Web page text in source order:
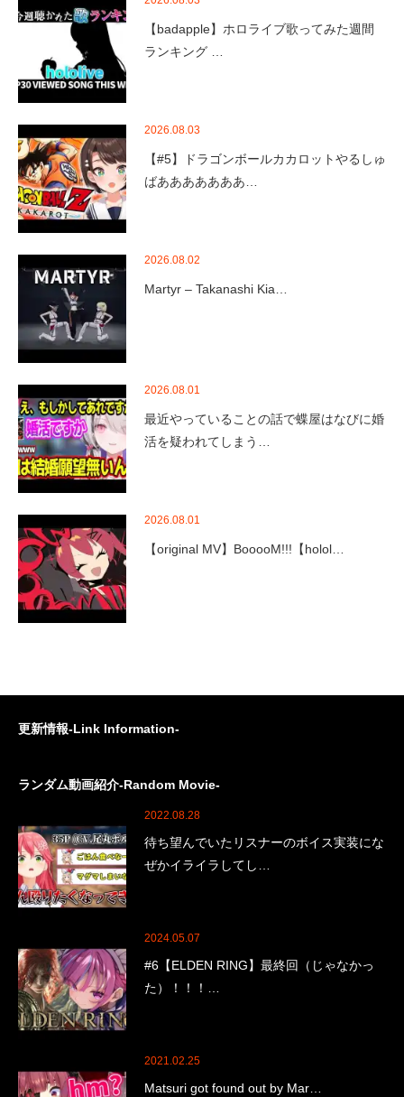
【badapple】ホロライブ歌ってみた週間
ランキング …
2026.08.03
【#5】ドラゴンボールカカロットやるしゅ
ばあああああああ…
2026.08.02
Martyr – Takanashi Kia…
2026.08.01
最近やっていることの話で蝶屋はなびに婚
活を疑われてしまう…
2026.08.01
【original MV】BooooM!!!【holol…
更新情報-Link Information-
ランダム動画紹介-Random Movie-
2022.08.28
待ち望んでいたリスナーのボイス実装にな
ぜかイライラしてし…
2024.05.07
#6【ELDEN RING】最終回（じゃなかっ
た）！！！…
2021.02.25
Matsuri got found out by Mar…